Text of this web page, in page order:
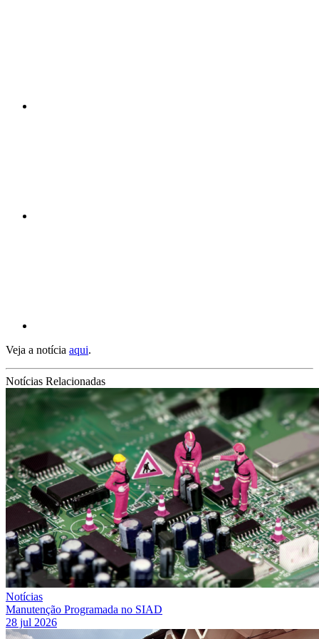
Veja a notícia aqui.
Notícias Relacionadas
Notícias
Manutenção Programada no SIAD
28 jul 2026